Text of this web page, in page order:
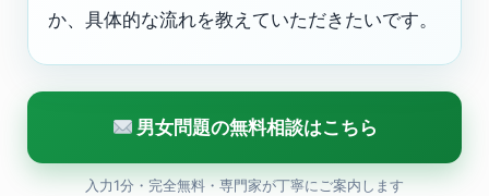
か、具体的な流れを教えていただきたいです。
男女問題の無料相談はこちら
入力1分・完全無料・専門家が丁寧にご案内します